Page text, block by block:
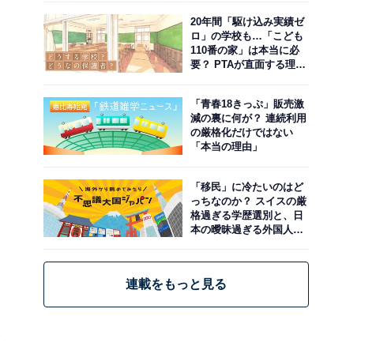
20年間「駆け込み実績ゼ
ロ」の学校も…「こども
110番の家」は本当に必
要？ PTAが直面する理想
「青春18きっぷ」販売激
減の裏に何が？ 連続利用
の厳格化だけではない
「本当の理由」
「移民」に冷たいのはど
っちなのか？ スイスの厳
格過ぎる学歴選別と、日
本の曖昧過ぎる外国人政
連載をもっと見る